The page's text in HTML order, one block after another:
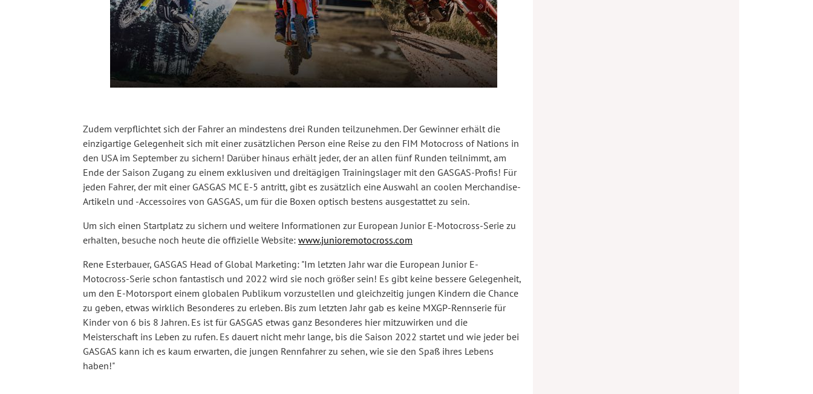
Zudem verpflichtet sich der Fahrer an mindestens drei Runden teilzunehmen. Der Gewinner erhält die
einzigartige Gelegenheit sich mit einer zusätzlichen Person eine Reise zu den FIM Motocross of Nations in
den USA im September zu sichern! Darüber hinaus erhält jeder, der an allen fünf Runden teilnimmt, am
Ende der Saison Zugang zu einem exklusiven und dreitägigen Trainingslager mit den GASGAS-Profis! Für
jeden Fahrer, der mit einer GASGAS MC E-5 antritt, gibt es zusätzlich eine Auswahl an coolen Merchandise-
Artikeln und -Accessoires von GASGAS, um für die Boxen optisch bestens ausgestattet zu sein.
Um sich einen Startplatz zu sichern und weitere Informationen zur European Junior E-Motocross-Serie zu
erhalten, besuche noch heute die offizielle Website: www.junioremotocross.com
Rene Esterbauer, GASGAS Head of Global Marketing: "Im letzten Jahr war die European Junior E-
Motocross-Serie schon fantastisch und 2022 wird sie noch größer sein! Es gibt keine bessere Gelegenheit,
um den E-Motorsport einem globalen Publikum vorzustellen und gleichzeitig jungen Kindern die Chance
zu geben, etwas wirklich Besonderes zu erleben. Bis zum letzten Jahr gab es keine MXGP-Rennserie für
Kinder von 6 bis 8 Jahren. Es ist für GASGAS etwas ganz Besonderes hier mitzuwirken und die
Meisterschaft ins Leben zu rufen. Es dauert nicht mehr lange, bis die Saison 2022 startet und wie jeder bei
GASGAS kann ich es kaum erwarten, die jungen Rennfahrer zu sehen, wie sie den Spaß ihres Lebens
haben!"